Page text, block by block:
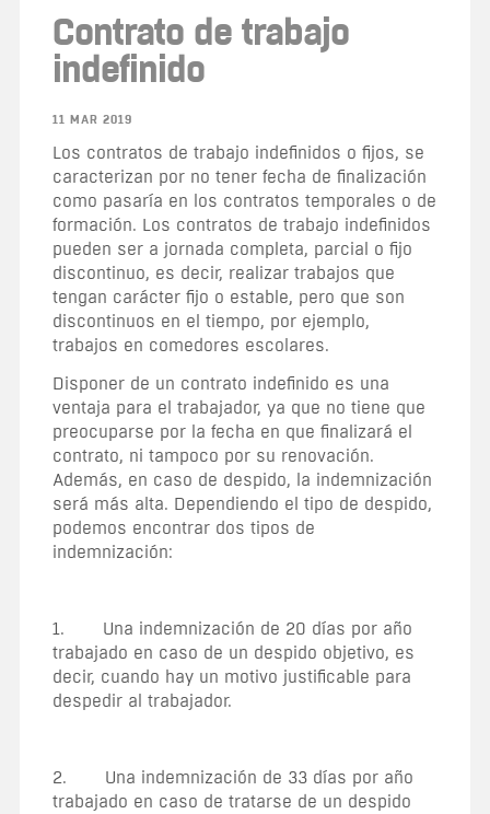
Contrato de trabajo
indefinido
11 MAR 2019
Los contratos de trabajo indefinidos o fijos, se
caracterizan por no tener fecha de finalización
como pasaría en los contratos temporales o de
formación. Los contratos de trabajo indefinidos
pueden ser a jornada completa, parcial o fijo
discontinuo, es decir, realizar trabajos que
tengan carácter fijo o estable, pero que son
discontinuos en el tiempo, por ejemplo,
trabajos en comedores escolares.
Disponer de un contrato indefinido es una
ventaja para el trabajador, ya que no tiene que
preocuparse por la fecha en que finalizará el
contrato, ni tampoco por su renovación.
Además, en caso de despido, la indemnización
será más alta. Dependiendo el tipo de despido,
podemos encontrar dos tipos de
indemnización:
1. Una indemnización de 20 días por año
trabajado en caso de un despido objetivo, es
decir, cuando hay un motivo justificable para
despedir al trabajador.
2. Una indemnización de 33 días por año
trabajado en caso de tratarse de un despido